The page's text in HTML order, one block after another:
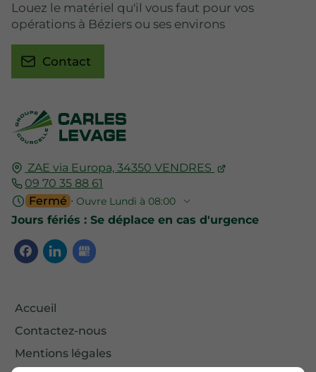
ZAE via Europa,34350 VENDRES
09 70 35 88 61
Fermé ⋅ Ouvre Lundi à 08:00
Jours fériés : Se déplace en cas d'urgence
Accueil
Contactez-nous
Mentions légales
Louez le matériel qu'il vous faut pour vos
opérations à Béziers ou ses environs
Contact